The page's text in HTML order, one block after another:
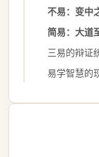
不易：变中
简易：大道
三易的辩证
易学智慧的